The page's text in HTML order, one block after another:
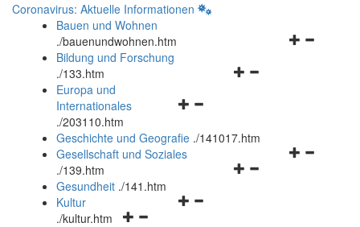
Coronavirus: Aktuelle Informationen
Bauen und Wohnen
./bauenundwohnen.htm
Navigationsmenü
Bildung und Forschung
./133.htm
Navigationsmenü
und
schließen
Europa und
Internationales
./203110.htm
Geschichte und Geografie ./141017.htm
Navigationsmenü
Gesellschaft und Soziales
./139.htm
Navigationsmenü
Gesundheit ./141.htm
Navigationsmenü
Kultur
./kultur.htm